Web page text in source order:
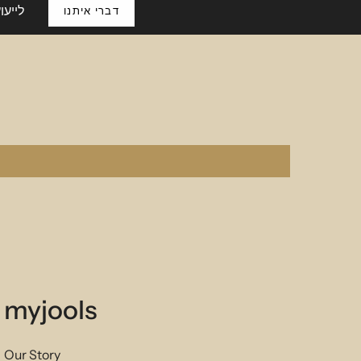
9cm drop
דברי איתנו
myjools
Our Story